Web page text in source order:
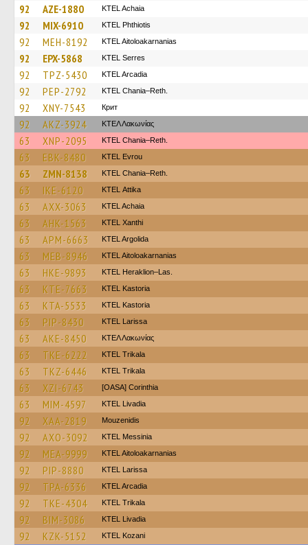
92 AZE-1880 KTEL Achaia
92 MIX-6910 ΚΤΕL Phthiotis
92 MEH-8192 KTEL Aitoloakarnanias
92 EPX-5868 KTEL Serres
92 TPZ-5430 KTEL Arcadia
92 PEP-2792 KTEL Chania–Reth.
92 XNY-7543 Крит
92 AKZ-3924 ΚΤΕΛ Λακωνίας
63 XNP-2095 KTEL Chania–Reth.
63 EBK-8480 KTEL Evrou
63 ZMN-8138 KTEL Chania–Reth.
63 IKE-6120 KΤΕL Αttika
63 AXX-3063 KTEL Achaia
63 AHK-1563 KTEL Xanthi
63 APM-6663 KTEL Argolida
63 MEB-8946 KTEL Aitoloakarnanias
63 HKE-9893 KTEL Heraklion–Las.
63 KTE-7663 KTEL Kastoria
63 KTA-5533 KTEL Kastoria
63 PIP-8430 KTEL Larissa
63 AKE-8450 ΚΤΕΛ Λακωνίας
63 TKE-6222 ΚΤΕL Τrikala
63 TKZ-6446 ΚΤΕL Τrikala
63 XZI-6743 [OASA] Corinthia
63 MIM-4597 KTEL Livadia
92 XAA-2819 Mouzenidis
92 AXO-3092 KTEL Messinia
92 MEA-9999 KTEL Aitoloakarnanias
92 PIP-8880 KTEL Larissa
92 TPA-6336 KTEL Arcadia
92 TKE-4304 ΚΤΕL Τrikala
92 BIM-3086 KTEL Livadia
92 KZK-5152 ΚΤΕL Kozani